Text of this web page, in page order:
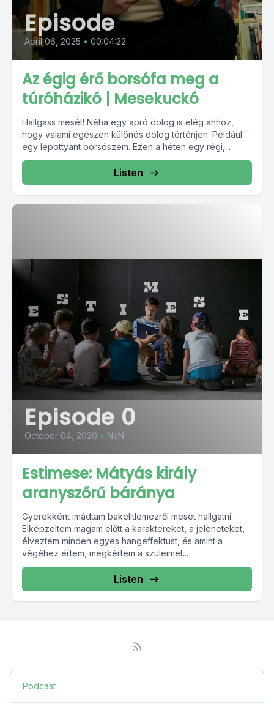
Episode
April 06, 2025 • 00:04:22
Az égig érő borsófa meg a
túróházikó | Mesekuckó
Hallgass mesét! Néha egy apró dolog is elég ahhoz,
hogy valami egészen különös dolog történjen. Például
egy lepottyant borsószem. Ezen a héten egy régi,...
Listen
Episode 0
October 04, 2020 • NaN
Estimese: Mátyás király
aranyszőrű báránya
Gyerekként imádtam bakelitlemezről mesét hallgatni.
Elképzeltem magam előtt a karaktereket, a jeleneteket,
élveztem minden egyes hangeffektust, és amint a
végéhez értem, megkértem a szüleimet...
Listen
Podcast